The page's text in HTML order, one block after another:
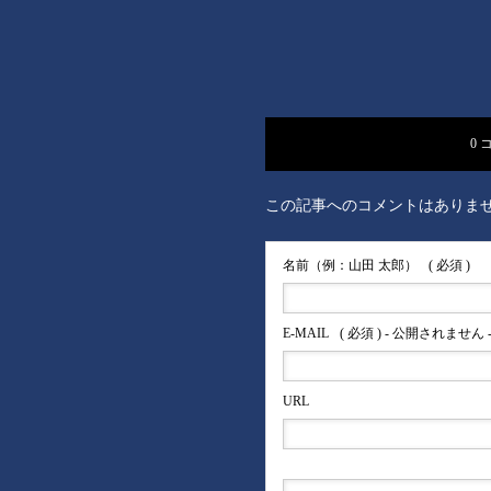
0
この記事へのコメントはありま
名前（例：山田 太郎） ( 必須 )
E-MAIL ( 必須 ) - 公開されません -
URL